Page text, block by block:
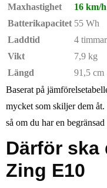
Maxhastighet
16 km/h
Batterikapacitet 55 Wh
Laddtid
4 timmar
Vikt
7,9 kg
Längd
91,5 cm
Baserat på
mycket som skiljer dem
så om du har en
Därför ska
Zing E10